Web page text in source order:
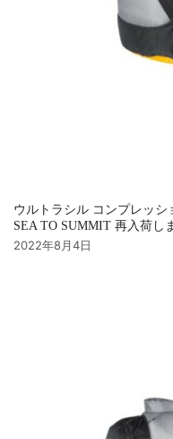
ウルトラシル コンプレッシ
SEA TO SUMMIT 再入荷し
2022年8月4日